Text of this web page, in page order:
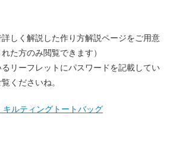
しく解説した作り方解説ページをご用意
た方のみ閲覧できます）
リーフレットにパスワードを記載してい
くださいね。